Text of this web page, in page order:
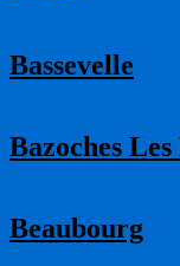
Bassevelle
Bazoches
Beaubourg